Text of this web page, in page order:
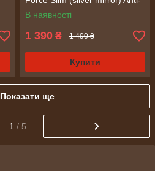
Fog, дзеркальні сірі
В наявності
1 390 ₴ 1 490 ₴
Купити
Показати ще
1 / 5